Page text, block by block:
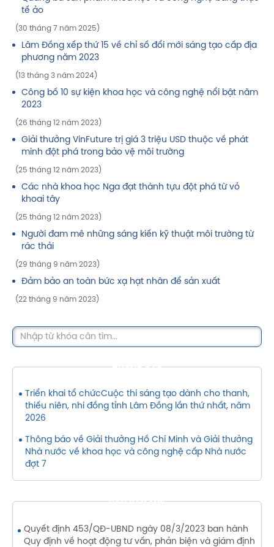
tế ảo
(30 tháng 7 năm 2025)
Lâm Đồng xếp thứ 15 về chỉ số đổi mới sáng tạo cấp địa
phương năm 2023
(13 tháng 3 năm 2024)
Công bố 10 sự kiện khoa học và công nghệ nổi bật năm
2023
(26 tháng 12 năm 2023)
Giải thưởng VinFuture trị giá 3 triệu USD thuộc về phát
minh đột phá trong bảo vệ môi trường
(25 tháng 12 năm 2023)
Các nhà khoa học Nga đạt thành tựu đột phá từ vỏ
khoai tây
(25 tháng 12 năm 2023)
Người đam mê những sáng kiến kỹ thuật môi trường từ
rác thải
(29 tháng 9 năm 2023)
Đảm bảo an toàn bức xạ hạt nhân để sản xuất
(22 tháng 9 năm 2023)
THÔNG BÁO
Triển khai tổ chứcCuộc thi sáng tạo dành cho thanh,
thiếu niên, nhi đồng tỉnh Lâm Đồng lần thứ nhất, năm
2026
Thông báo về Giải thưởng Hồ Chí Minh và Giải thưởng
Nhà nước về khoa học và công nghệ cấp Nhà nước
đợt 7
VĂN BẢN MỚI
Quyết định 453/QĐ-UBND ngày 08/3/2023 ban hành
Quy định về hoạt động tư vấn, phản biện và giám định